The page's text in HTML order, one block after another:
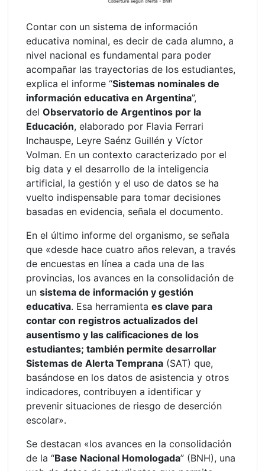
Contar con un sistema de información
educativa nominal, es decir de cada alumno, a
nivel nacional es fundamental para poder
acompañar las trayectorias de los estudiantes,
explica el informe “Sistemas nominales de
información educativa en Argentina”,
delObservatorio de Argentinos por la
Educación, elaborado por Flavia Ferrari
Inchauspe, Leyre Saénz Guillén y Víctor
Volman. En un contexto caracterizado por el
big data y el desarrollo de la inteligencia
artificial, la gestión y el uso de datos se ha
vuelto indispensable para tomar decisiones
basadas en evidencia, señala el documento.
En el último informe del organismo, se señala
que «desde hace cuatro años relevan, a través
de encuestas en línea a cada una de las
provincias, los avances en la consolidación de
unsistema de información y gestión
educativa. Esa herramientaes clave para
contar con registros actualizados del
ausentismo y las calificaciones de los
estudiantes; también permite desarrollar
Sistemas de Alerta Temprana (SAT) que,
basándose en los datos de asistencia y otros
indicadores, contribuyen a identificar y
prevenir situaciones de riesgo de deserción
escolar».
Se destacan «los avances en la consolidación
de la “Base Nacional Homologada” (BNH), una